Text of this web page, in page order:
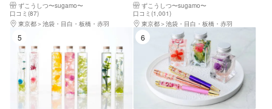
ポートのまとめ方のコツ！！し
っかりサポート 自由研究にも
おすすめプラン（ずこうしつオ
リジナルの学習シート付き！）
ずこうしつ〜sugamo〜
口コミ(87)
東京都
池袋・目白・板橋・赤羽
ずこうしつ〜sugamo〜
口コミ(1,001)
東京都
池袋・目白・板橋・赤羽
6位